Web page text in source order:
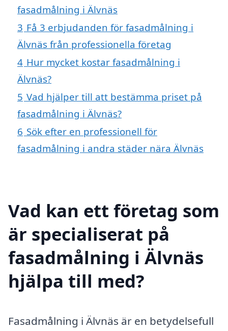
fasadmålning i Älvnäs
3 Få 3 erbjudanden för fasadmålning i
Älvnäs från professionella företag
4 Hur mycket kostar fasadmålning i
Älvnäs?
5 Vad hjälper till att bestämma priset på
fasadmålning i Älvnäs?
6 Sök efter en professionell för
fasadmålning i andra städer nära Älvnäs
Vad kan ett företag som
är specialiserat på
fasadmålning i Älvnäs
hjälpa till med?
Fasadmålning i Älvnäs är en betydelsefull